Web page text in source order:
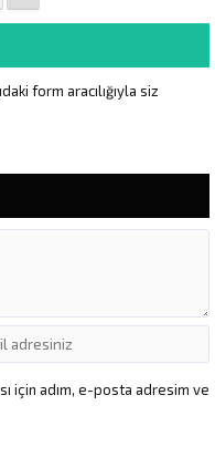
form aracılığıyla siz
için adım, e-posta adresim ve